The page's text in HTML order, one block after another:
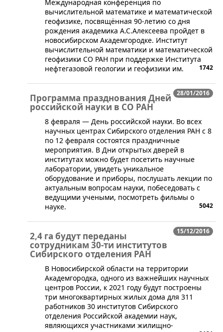
Международная конференция по
вычислительной математике и математической
геофизике, посвящённая 90-летию со дня
рождения академика А.С.Алексеева пройдет в
новосибирском Академгородке. Институт
вычислительной математики и математической
геофизики СО РАН при поддержке Института
нефтегазовой геологии и геофизики им.
1742
28/01/2016
Программа празднования Дней
российской науки в СО РАН
​​8 февраля — День российской науки. Во всех
научных центрах Сибирского отделения РАН с 8
по 12 февраля состоятся праздничные
мероприятия. В Дни открытых дверей в
институтах можно будет посетить научные
лаборатории, увидеть уникальное
оборудование и приборы, послушать лекции по
актуальным вопросам науки, побеседовать с
ведущими учеными, посмотреть фильмы о
науке.
5042
15/12/2016
2,4 га будут переданы
сотрудникам 30-ти институтов
Сибирского отделения РАН
​В Новосибирской области на территории
Академгородка, одного из важнейших научных
центров России, к 2021 году будут построены
три многоквартирных жилых дома для 311
работников 30 институтов Сибирского
отделения Российской академии наук,
являющихся участниками жилищно-